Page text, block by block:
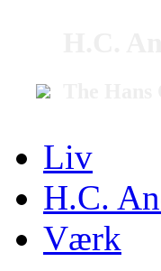
Liv
H.C.
Værk